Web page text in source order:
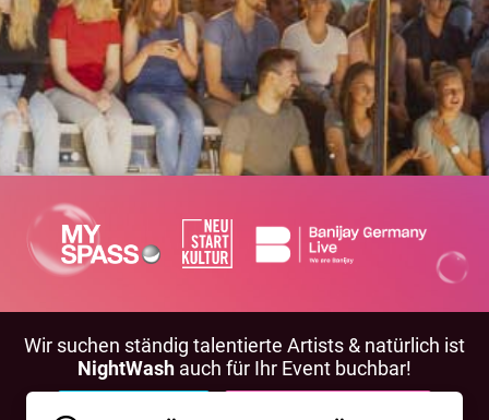
Wir suchen ständig talentierte Artists & natürlich ist
NightWash auch für Ihr Event buchbar!